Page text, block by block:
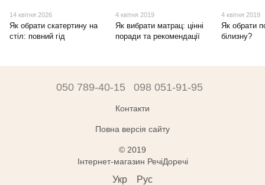
14 квітня 2026
Як обрати скатертину на
стіл: повний гід
4 квітня 2019
Як вибрати матрац: цінні
поради та рекомендації
4 квітня 2019
Як обрати
білизну?
050 789-40-15 098 051-91-95
Контакти
Повна версія сайту
© 2019
Інтернет-магазин РечіДоречі
Укр Рус